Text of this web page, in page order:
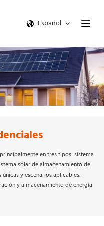
Español
en tres tipos: sistema
solar de almacenamiento de
y escenarios aplicables,
y almacenamiento de energía